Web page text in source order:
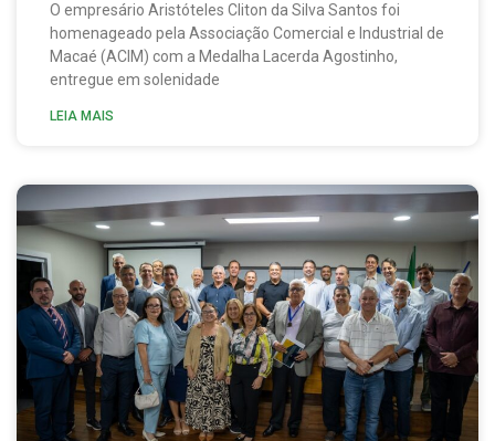
O empresário Aristóteles Cliton da Silva Santos foi
homenageado pela Associação Comercial e Industrial de
Macaé (ACIM) com a Medalha Lacerda Agostinho,
entregue em solenidade
LEIA MAIS